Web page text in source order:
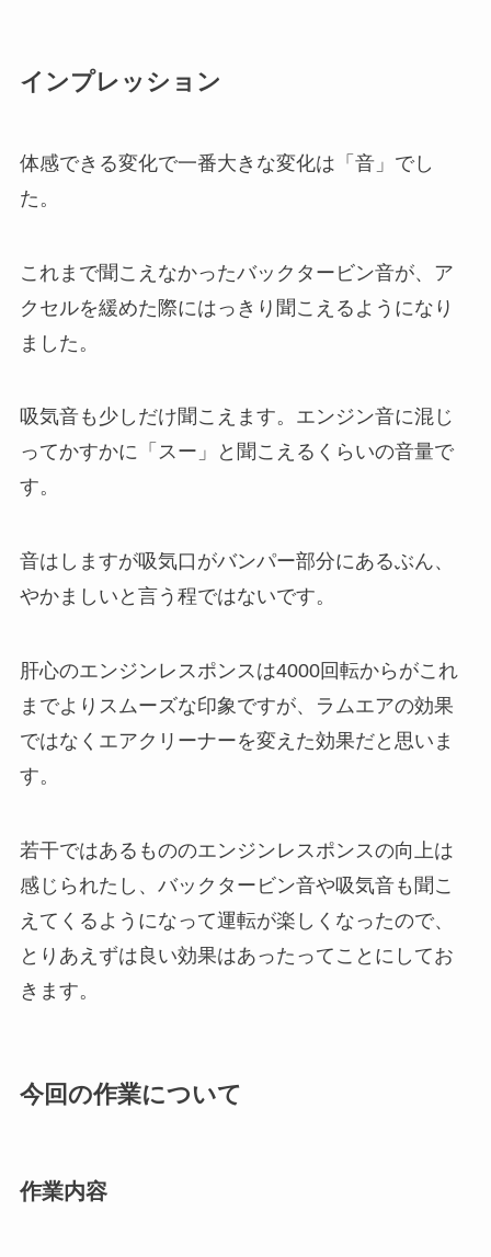
インプレッション
体感できる変化で一番大きな変化は「音」でし
た。
これまで聞こえなかったバックタービン音が、ア
クセルを緩めた際にはっきり聞こえるようになり
ました。
吸気音も少しだけ聞こえます。エンジン音に混じ
ってかすかに「スー」と聞こえるくらいの音量で
す。
音はしますが吸気口がバンパー部分にあるぶん、
やかましいと言う程ではないです。
肝心のエンジンレスポンスは4000回転からがこれ
までよりスムーズな印象ですが、ラムエアの効果
ではなくエアクリーナーを変えた効果だと思いま
す。
若干ではあるもののエンジンレスポンスの向上は
感じられたし、バックタービン音や吸気音も聞こ
えてくるようになって運転が楽しくなったので、
とりあえずは良い効果はあったってことにしてお
きます。
今回の作業について
作業内容